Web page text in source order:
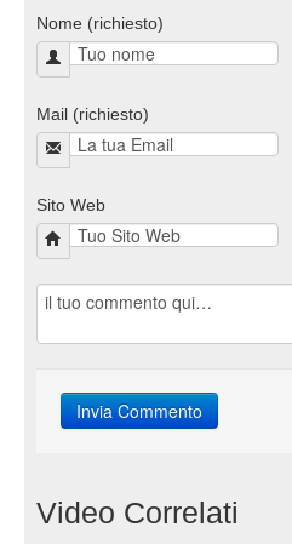
Nome (richiesto)
Mail (richiesto)
Sito Web
Video Correlati